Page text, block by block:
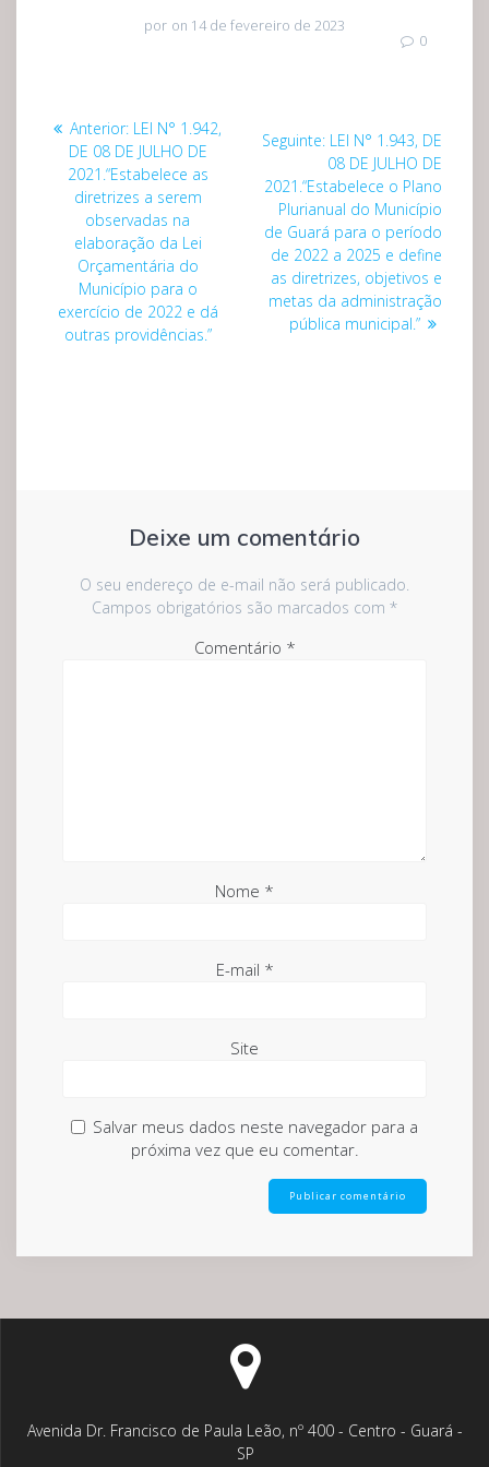
por on 14 de fevereiro de 2023
0
Navegação
Post
Anterior: Post
anterior:
LEI N° 1.942,
DE 08 DE JULHO DE
2021.“Estabelece as
diretrizes a serem
observadas na
elaboração da Lei
Orçamentária do
Município para o
exercício de 2022 e dá
outras providências.”
Seguinte: Post
seguinte:
LEI N° 1.943, DE
08 DE JULHO DE
2021.“Estabelece o Plano
Plurianual do Município
de Guará para o período
de 2022 a 2025 e define
as diretrizes, objetivos e
metas da administração
pública municipal.”
Deixe um comentário
O seu endereço de e-mail não será publicado.
Campos obrigatórios são marcados com *
Comentário *
Nome *
E-mail *
Site
Salvar meus dados neste navegador para a
próxima vez que eu comentar.
Avenida Dr. Francisco de Paula Leão, nº 400 - Centro - Guará -
SP